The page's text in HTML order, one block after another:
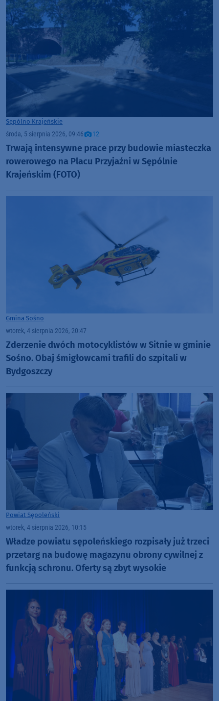
Sępólno Krajeńskie
środa, 5 sierpnia 2026, 09:46 12
Trwają intensywne prace przy budowie miasteczka
rowerowego na Placu Przyjaźni w Sępólnie
Krajeńskim (FOTO)
Gmina Sośno
wtorek, 4 sierpnia 2026, 20:47
Zderzenie dwóch motocyklistów w Sitnie w gminie
Sośno. Obaj śmigłowcami trafili do szpitali w
Bydgoszczy
Powiat Sępoleński
wtorek, 4 sierpnia 2026, 10:15
Władze powiatu sępoleńskiego rozpisały już trzeci
przetarg na budowę magazynu obrony cywilnej z
funkcją schronu. Oferty są zbyt wysokie